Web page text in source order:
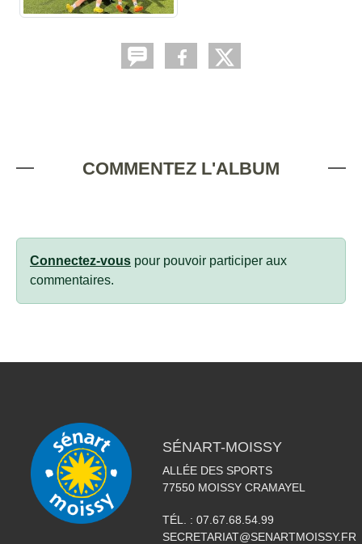
COMMENTEZ L'ALBUM
Connectez-vous pour pouvoir participer aux
commentaires.
SÉNART-MOISSY
ALLÉE DES SPORTS
77550 MOISSY CRAMAYEL
TÉL. : 07.67.68.54.99
SECRETARIAT@SENARTMOISSY.FR